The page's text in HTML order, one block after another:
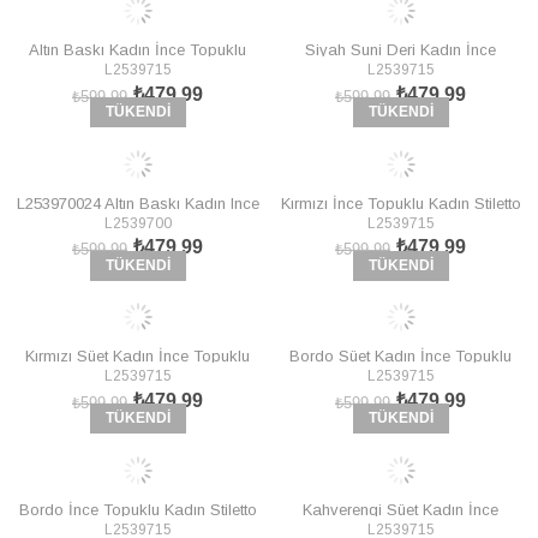
TÜKENDI
Altın Baskı Kadın İnce Topuklu
Stiletto L253971524
L2539715
₺479,99
₺599,99
TÜKENDI
Siyah Suni Deri Kadın İnce
Topuklu Stiletto L253971509
L2539715
₺479,99
₺599,99
TÜKENDI
L253970024 Altın Baskı Kadın Ince
Topuklu Stiletto
L2539700
₺479,99
₺599,99
TÜKENDI
Kırmızı İnce Topuklu Kadın Stiletto
L253971509
L2539715
₺479,99
₺599,99
TÜKENDI
Kırmızı Süet Kadın İnce Topuklu
Stiletto L253971502
L2539715
₺479,99
₺599,99
TÜKENDI
Bordo Süet Kadın İnce Topuklu
Stiletto L253971502
L2539715
₺479,99
₺599,99
Bordo İnce Topuklu Kadın Stiletto
L253971509
L2539715
Kahverengi Süet Kadın İnce
Topuklu Stiletto L253971502
L2539715